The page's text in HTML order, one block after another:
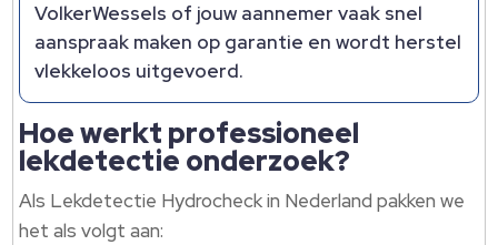
VolkerWessels of jouw aannemer vaak snel
aanspraak maken op garantie en wordt herstel
vlekkeloos uitgevoerd.
Hoe werkt professioneel
lekdetectie onderzoek?
Als Lekdetectie Hydrocheck in Nederland pakken we
het als volgt aan: